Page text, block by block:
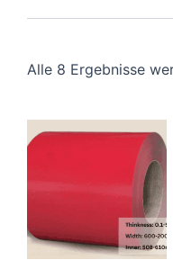
Alle 8 Ergebnisse